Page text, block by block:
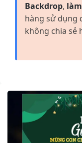
Backdrop,
hàng sử dụng
không chia sẻ